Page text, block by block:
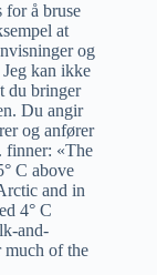
for å bruse
at
og
kan ikke
du bringer
Du angir
og anfører
finner: «The
C above
and in
4° C
and-
much of the